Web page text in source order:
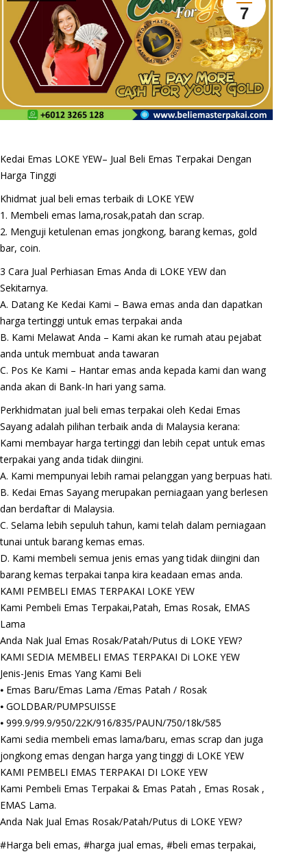
7
Kedai Emas LOKE YEW– Jual Beli Emas Terpakai Dengan
Harga Tinggi
Khidmat jual beli emas terbaik di LOKE YEW
1. Membeli emas lama,rosak,patah dan scrap.
2. Menguji ketulenan emas jongkong, barang kemas, gold
bar, coin.
3 Cara Jual Perhiasan Emas Anda di LOKE YEW dan
Sekitarnya.
A. Datang Ke Kedai Kami – Bawa emas anda dan dapatkan
harga tertinggi untuk emas terpakai anda
B. Kami Melawat Anda – Kami akan ke rumah atau pejabat
anda untuk membuat anda tawaran
C. Pos Ke Kami – Hantar emas anda kepada kami dan wang
anda akan di Bank-In hari yang sama.
Perkhidmatan jual beli emas terpakai oleh Kedai Emas
Sayang adalah pilihan terbaik anda di Malaysia kerana:
Kami membayar harga tertinggi dan lebih cepat untuk emas
terpakai yang anda tidak diingini.
A. Kami mempunyai lebih ramai pelanggan yang berpuas hati.
B. Kedai Emas Sayang merupakan perniagaan yang berlesen
dan berdaftar di Malaysia.
C. Selama lebih sepuluh tahun, kami telah dalam perniagaan
tunai untuk barang kemas emas.
D. Kami membeli semua jenis emas yang tidak diingini dan
barang kemas terpakai tanpa kira keadaan emas anda.
KAMI PEMBELI EMAS TERPAKAI LOKE YEW
Kami Pembeli Emas Terpakai,Patah, Emas Rosak, EMAS
Lama
Anda Nak Jual Emas Rosak/Patah/Putus di LOKE YEW?
KAMI SEDIA MEMBELI EMAS TERPAKAI Di LOKE YEW
Jenis-Jenis Emas Yang Kami Beli
⦁ Emas Baru/Emas Lama /Emas Patah / Rosak
⦁ GOLDBAR/PUMPSUISSE
⦁ 999.9/99.9/950/22K/916/835/PAUN/750/18k/585
Kami sedia membeli emas lama/baru, emas scrap dan juga
jongkong emas dengan harga yang tinggi di LOKE YEW
KAMI PEMBELI EMAS TERPAKAI DI LOKE YEW
Kami Pembeli Emas Terpakai & Emas Patah , Emas Rosak ,
EMAS Lama.
Anda Nak Jual Emas Rosak/Patah/Putus di LOKE YEW?
#Harga beli emas, #harga jual emas, #beli emas terpakai,